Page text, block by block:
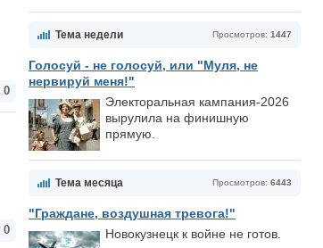
Просмотров: 1447
Тема недели
Голосуй - не голосуй, или "Муля, не
нервируй меня!"
Электоральная кампания-2026
вырулила на финишную
прямую.
Просмотров: 6443
Тема месяца
"Граждане, воздушная тревога!"
Новокузнецк к войне не готов.
0
0